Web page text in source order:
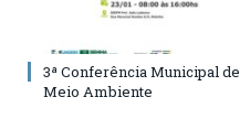
3ª Conferência Municipal de
Meio Ambiente